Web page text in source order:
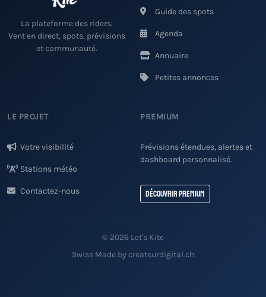
La plateforme des riders.
Vent en direct, spots, prévisions
et communauté.
Guide des spots
Agenda
Annuaire
Petites annonces
LE PROJET
Votre visibilité
Stations météo
Contactez-nous
PREMIUM
Prévisions étendues, alertes et
dashboard personnalisé.
Découvrir Premium
© 2026 Let's Kite
Swiss Made by createurdigital.ch